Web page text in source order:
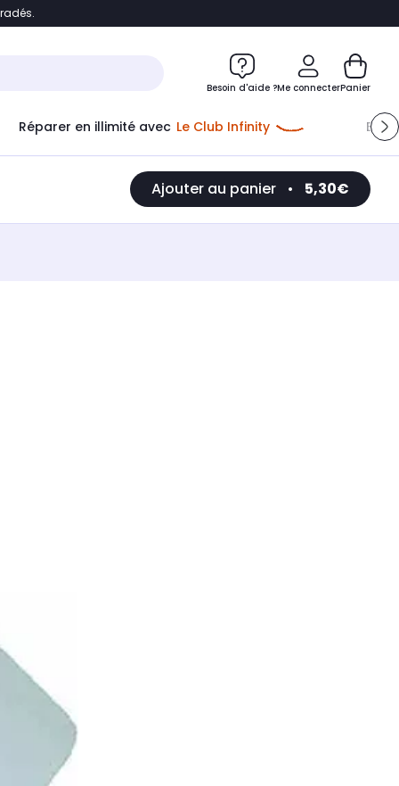
Accéder directement au chatbot
Besoin d'aide ?Me connecterPanier
Réparer en illimité avec Le Club Infinity
Ajouter au panier • 5,30€